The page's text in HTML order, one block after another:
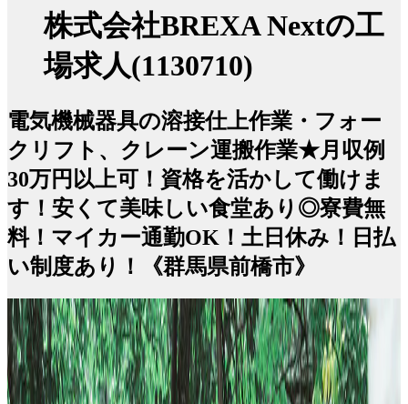
株式会社BREXA Nextの工
場求人(1130710)
電気機械器具の溶接仕上作業・フォー
クリフト、クレーン運搬作業★月収例
30万円以上可！資格を活かして働けま
す！安くて美味しい食堂あり◎寮費無
料！マイカー通勤OK！土日休み！日払
い制度あり！《群馬県前橋市》